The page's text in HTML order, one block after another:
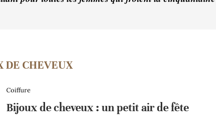
DE CHEVEUX
Coiffure
Bijoux de cheveux : un petit air de fête